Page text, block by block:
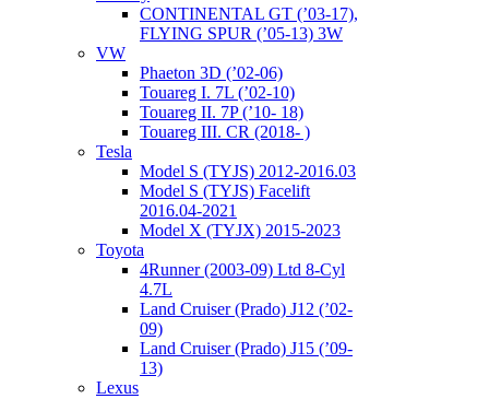
CONTINENTAL GT (’03-17),
FLYING SPUR (’05-13) 3W
VW
Phaeton 3D (’02-06)
Touareg I. 7L (’02-10)
Touareg II. 7P (’10- 18)
Touareg III. CR (2018- )
Tesla
Model S (TYJS) 2012-2016.03
Model S (TYJS) Facelift
2016.04-2021
Model X (TYJX) 2015-2023
Toyota
4Runner (2003-09) Ltd 8-Cyl
4.7L
Land Cruiser (Prado) J12 (’02-
09)
Land Cruiser (Prado) J15 (’09-
13)
Lexus